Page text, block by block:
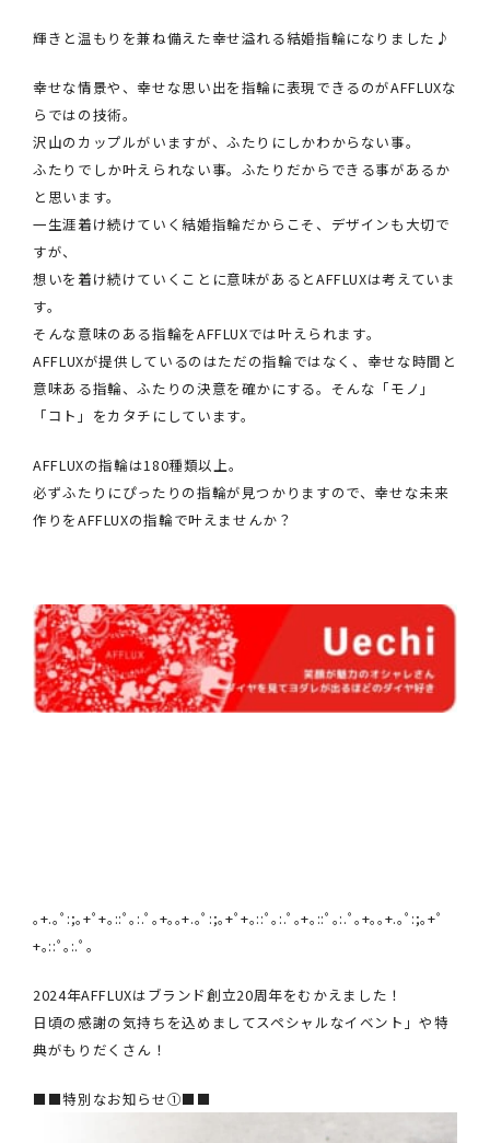
輝きと温もりを兼ね備えた幸せ溢れる結婚指輪になりました♪
幸せな情景や、幸せな思い出を指輪に表現できるのがAFFLUXな
らではの技術。
沢山のカップルがいますが、ふたりにしかわからない事。
ふたりでしか叶えられない事。ふたりだからできる事があるか
と思います。
一生涯着け続けていく結婚指輪だからこそ、デザインも大切で
すが、
想いを着け続けていくことに意味があるとAFFLUXは考えていま
す。
そんな意味のある指輪をAFFLUXでは叶えられます。
AFFLUXが提供しているのはただの指輪ではなく、幸せな時間と
意味ある指輪、ふたりの決意を確かにする。そんな「モノ」
「コト」をカタチにしています。
AFFLUXの指輪は180種類以上。
必ずふたりにぴったりの指輪が見つかりますので、幸せな未来
作りをAFFLUXの指輪で叶えませんか？
｡+.｡ﾟ:;｡+ﾟ+｡::ﾟ｡:.ﾟ｡+｡｡+.｡ﾟ:;｡+ﾟ+｡::ﾟ｡:.ﾟ｡+｡::ﾟ｡:.ﾟ｡+｡｡+.｡ﾟ:;｡+ﾟ
+｡::ﾟ｡:.ﾟ｡
2024年AFFLUXはブランド創立20周年をむかえました！
日頃の感謝の気持ちを込めましてスペシャルなイベント」や特
典がもりだくさん！
■■特別なお知らせ①■■